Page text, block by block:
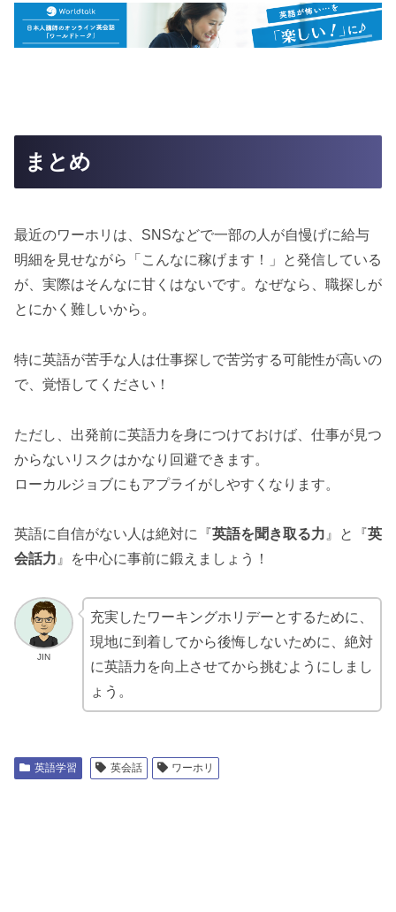
まとめ
最近のワーホリは、SNSなどで一部の人が自慢げに給与
明細を見せながら「こんなに稼げます！」と発信している
が、実際はそんなに甘くはないです。なぜなら、職探しが
とにかく難しいから。
特に英語が苦手な人は仕事探しで苦労する可能性が高いの
で、覚悟してください！
ただし、出発前に英語力を身につけておけば、仕事が見つ
からないリスクはかなり回避できます。
ローカルジョブにもアプライがしやすくなります。
英語に自信がない人は絶対に『英語を聞き取る力 』と『英
会話力 』を中心に事前に鍛えましょう！
JIN
充実したワーキングホリデーとするために、
現地に到着してから後悔しないために、絶対
に英語力を向上させてから挑むようにしまし
ょう。
英語学習 英会話 ワーホリ